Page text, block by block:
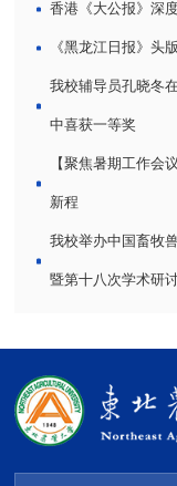
香港《大公报》深
《黑龙江日报》头
我校辅导员孔晓冬
中喜获一等奖
【聚焦暑期工作会
新程
我校举办中国畜牧
暨第十八次学术研